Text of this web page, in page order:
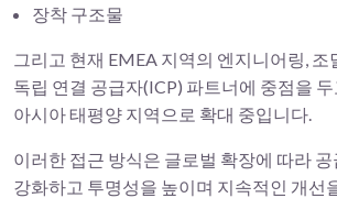
장착 구조물
그리고 현재 EMEA 지역의 엔지니어링, 조
독립 연결 공급자(ICP) 파트너에 중점을
아시아 태평양 지역으로 확대 중입니다.
이러한 접근 방식은 글로벌 확장에 따라
강화하고 투명성을 높이며 지속적인 개선